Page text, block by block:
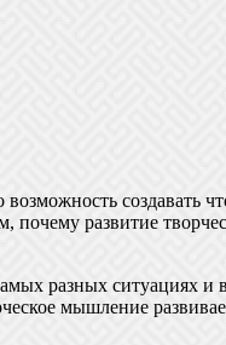
создавать
развитие
разных ситуациях и
мышление